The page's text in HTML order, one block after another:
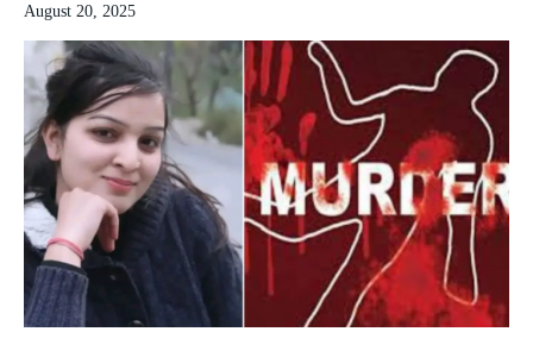
August 20, 2025